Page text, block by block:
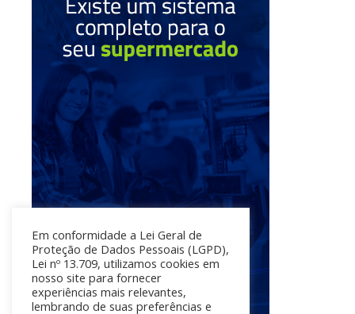
Em conformidade a Lei Geral de
Proteção de Dados Pessoais (LGPD),
Lei nº 13.709, utilizamos cookies em
nosso site para fornecer
experiências mais relevantes,
lembrando de suas preferências e